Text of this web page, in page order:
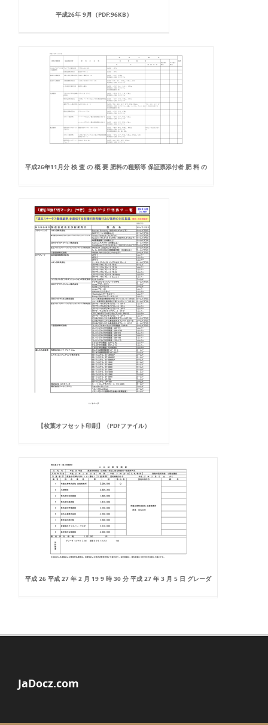
平成26年 9月（PDF:96KB）
平成26年11月分 検 査 の 概 要 肥料の種類等 保証票添付者 肥 料 の
【枚葉オフセット印刷】（PDFファイル）
平成 26 平成 27 年 2 月 19 9 時 30 分 平成 27 年 3 月 5 日 グレーダ
JaDocz.com